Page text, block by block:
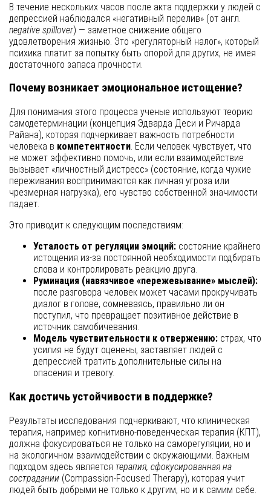
В течение нескольких часов после акта поддержки у людей с
депрессией наблюдался «негативный перелив» (от англ.
negative spillover) — заметное снижение общего
удовлетворения жизнью. Это «регуляторный налог», который
психика платит за попытку быть опорой для других, не имея
достаточного запаса прочности.
Почему возникает эмоциональное истощение?
Для понимания этого процесса ученые используют теорию
самодетерминации (концепция Эдварда Деси и Ричарда
Райана), которая подчеркивает важность потребности
человека в компетентности. Если человек чувствует, что
не может эффективно помочь, или если взаимодействие
вызывает «личностный дистресс» (состояние, когда чужие
переживания воспринимаются как личная угроза или
чрезмерная нагрузка), его чувство собственной значимости
падает.
Это приводит к следующим последствиям:
Усталость от регуляции эмоций: состояние крайнего
истощения из-за постоянной необходимости подбирать
слова и контролировать реакцию друга.
Руминация (навязчивое «пережевывание» мыслей):
после разговора человек может часами прокручивать
диалог в голове, сомневаясь, правильно ли он
поступил, что превращает позитивное действие в
источник самобичевания.
Модель чувствительности к отвержению: страх, что
усилия не будут оценены, заставляет людей с
депрессией тратить дополнительные силы на
опасения и тревогу.
Как достичь устойчивости в поддержке?
Результаты исследования подчеркивают, что клиническая
терапия, например когнитивно-поведенческая терапия (КПТ),
должна фокусироваться не только на саморегуляции, но и
на экологичном взаимодействии с окружающими. Важным
подходом здесь является терапия, сфокусированная на
сострадании (Compassion-Focused Therapy), которая учит
людей быть добрыми не только к другим, но и к самим себе.